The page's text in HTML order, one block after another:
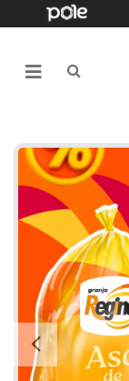
Anterior